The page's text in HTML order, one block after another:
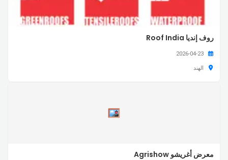
روف إنديا Roof India
الهند
معرض أغريشو Agrishow